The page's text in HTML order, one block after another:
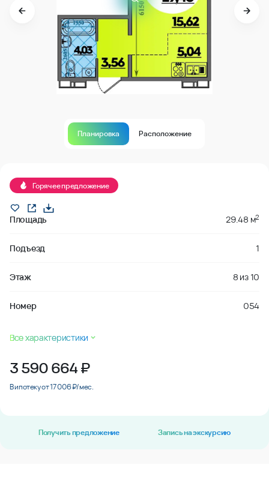
Планировка Расположение
Горячее предложение
Площадь 29.48 м2
Подъезд 1
Этаж 8 из10
Номер 054
Все характеристики
3 590 664₽
В ипотеку от 17 006 ₽/мес.
Получить предложение Запись на экскурсию